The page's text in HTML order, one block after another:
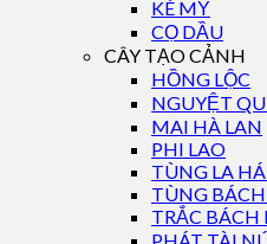
KÈ MỸ
CỌ DẦU
CÂY TẠO CẢNH
HỒNG LỘC
NGUYỆT
MAI HÀ LAN
PHI LAO
TÙNG LA
TÙNG
TRẮC BÁCH